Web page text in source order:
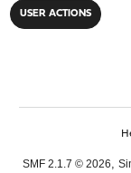
USER ACTIONS
SMF 2.1.7 © 2026,